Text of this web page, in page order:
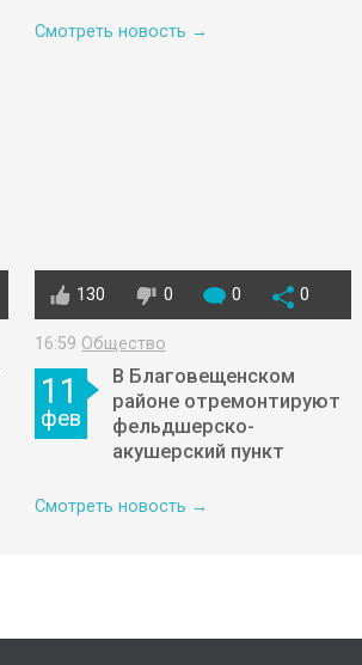
Смотреть новость →
130 0 0 0
16:59 Общество
11
фев
В Благовещенском
районе отремонтируют
фельдшерско-
акушерский пункт
Смотреть новость →